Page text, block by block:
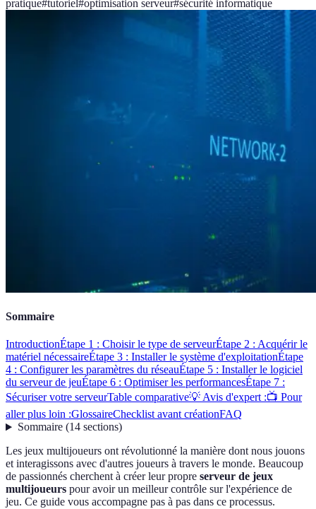
pratique#tutoriel#optimisation serveur#sécurité informatique
Sommaire
IntroductionÉtape 1 : Choisir le type de serveurÉtape 2 : Acquérir le
matériel nécessaireÉtape 3 : Installer le système d'exploitationÉtape
4 : Configurer les paramètres du réseauÉtape 5 : Installer le logiciel
du serveur de jeuÉtape 6 : Optimiser les performancesÉtape 7 :
Sécuriser votre serveurTable comparative💡 Avis d'expert :📺 Pour
aller plus loin :GlossaireChecklist avant créationFAQ
Sommaire(14 sections)
Les jeux multijoueurs ont révolutionné la manière dont nous jouons
et interagissons avec d'autres joueurs à travers le monde. Beaucoup
de passionnés cherchent à créer leur propre serveur de jeux
multijoueurs pour avoir un meilleur contrôle sur l'expérience de
jeu. Ce guide vous accompagne pas à pas dans ce processus.